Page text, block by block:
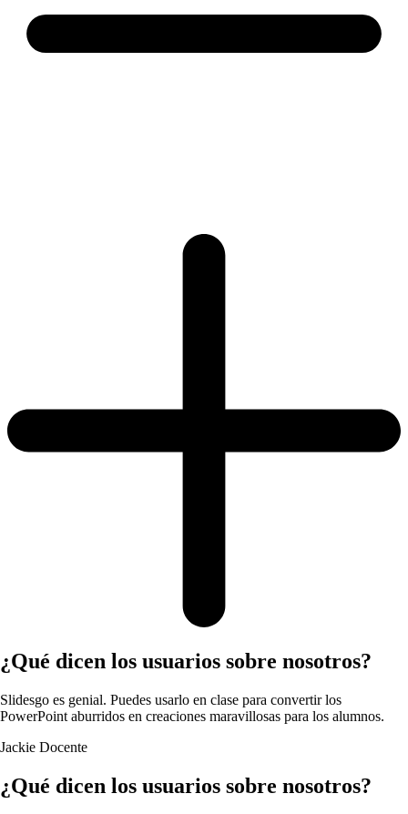
¿Qué dicen los usuarios sobre nosotros?
Slidesgo es genial. Puedes usarlo en clase para convertir los
PowerPoint aburridos en creaciones maravillosas para los alumnos.
Jackie Docente
¿Qué dicen los usuarios sobre nosotros?